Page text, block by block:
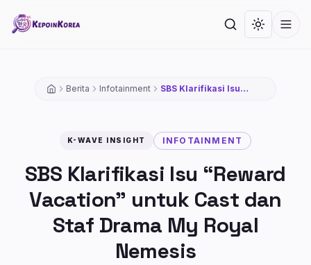
Cari Toggle
Berita Infotainment
SBS Klarifikasi Isu
Nemesis
K-WAVE INSIGHT INFOTAINMENT
SBS Klarifikasi Isu “Reward
Vacation” untuk Cast dan
Staf Drama My Royal
Nemesis